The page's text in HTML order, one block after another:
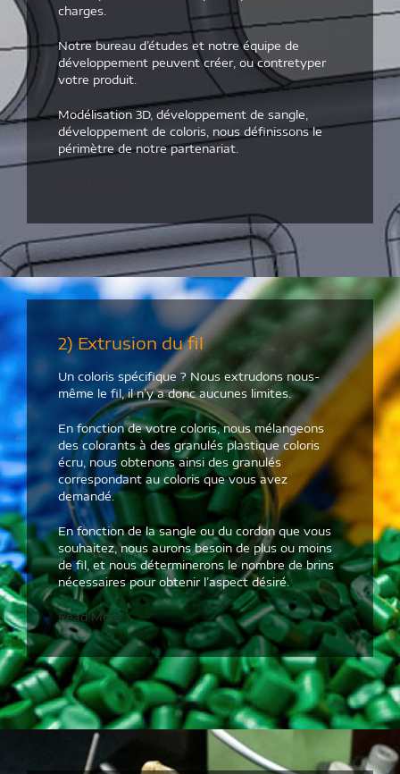
charges.
Notre bureau d’études et notre équipe de
développement peuvent créer, ou contretyper
votre produit.
Modélisation 3D, développement de sangle,
développement de coloris, nous définissons le
périmètre de notre partenariat.
2) Extrusion du fil
Un coloris spécifique ? Nous extrudons nous-
même le fil, il n’y a donc aucunes limites.
En fonction de votre coloris, nous mélangeons
des colorants à des granulés plastique coloris
écru, nous obtenons ainsi des granulés
correspondant au coloris que vous avez
demandé.
En fonction de la sangle ou du cordon que vous
souhaitez, nous aurons besoin de plus ou moins
de fil, et nous déterminerons le nombre de brins
nécessaires pour obtenir l’aspect désiré.
Read More